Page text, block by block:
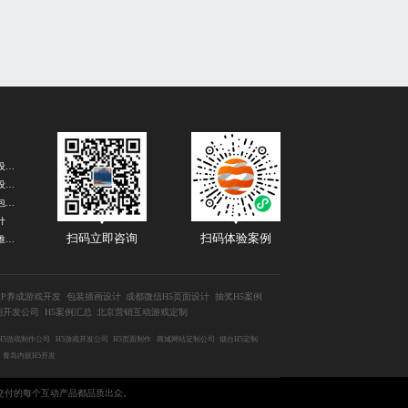
重庆宣传长图设计公司
广州微信推文设计公司
重庆微信SVG推文排版 扫码立即咨询 扫码体验案例
养成游戏开发 包装插画设计 成都微信H5页面设计 抽奖H5案例
发公司 H5案例汇总 北京营销互动游戏定制
游戏制作公司 H5游戏开发公司 H5页面制作 商城网站定制公司
烟台H5定制
青岛内嵌H5开发
的每个互动产品都品质出众。